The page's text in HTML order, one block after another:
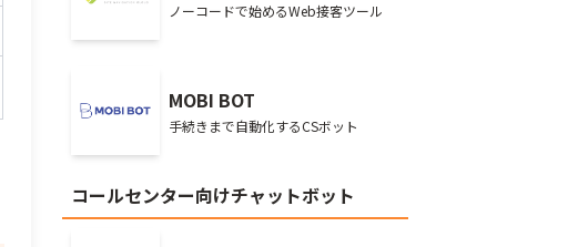
ノーコードで始めるWeb接客ツール
MOBI BOT
手続きまで自動化するCSボット
コールセンター向けチャットボット